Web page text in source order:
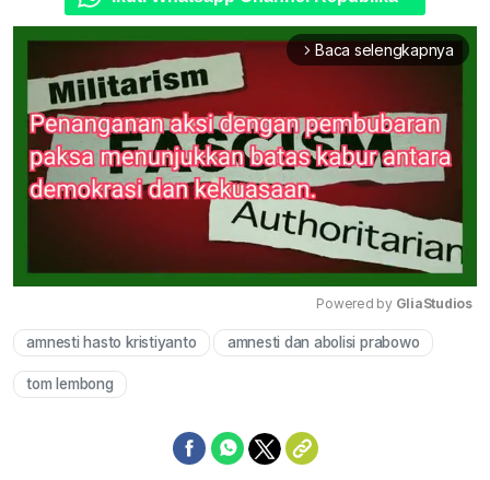
arrow_forward_ios Baca selengkapnya
Mute
Powered by GliaStudios
amnesti hasto kristiyanto amnesti dan abolisi prabowo
tom lembong